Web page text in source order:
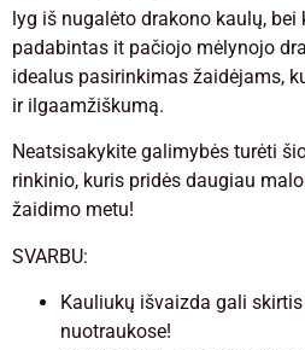
lyg iš nugalėto drakono kaulų, bei
padabintas it pačiojo mėlynojo
idealus pasirinkimas žaidėjams,
ir ilgaamžiškumą.
Neatsisakykite galimybės turėti
rinkinio, kuris pridės daugiau
žaidimo metu!
SVARBU:
Kauliukų išvaizda gali
nuotraukose!